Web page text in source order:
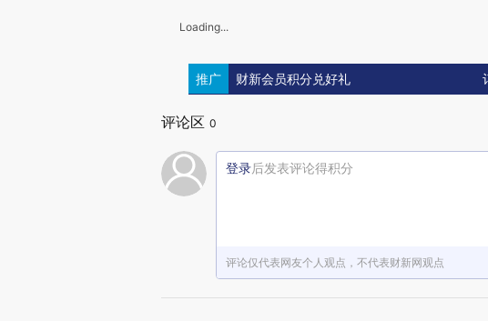
Loading...
推广 财新会员积分兑好礼
评论区 0
登录后发表评论得积分
评论仅代表网友个人观点，不代表财新网观点